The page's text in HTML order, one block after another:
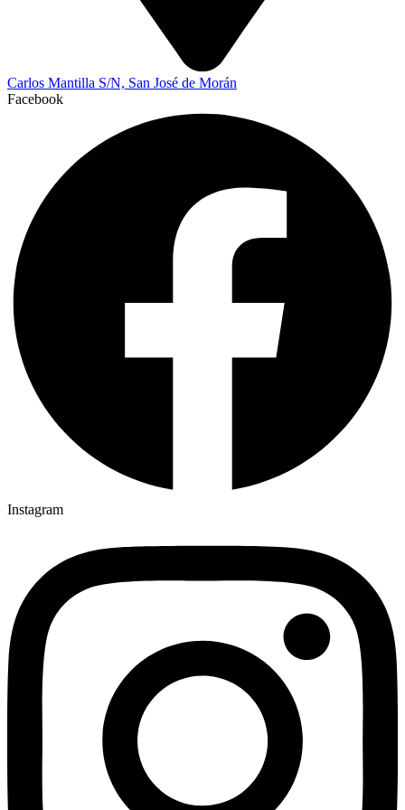
Carlos Mantilla S/N, San José de Morán
Facebook
Instagram